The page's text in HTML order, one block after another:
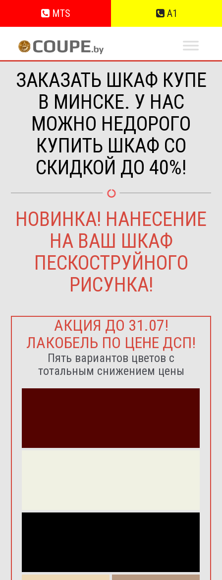
MTS A1
ЗАКАЗАТЬ ШКАФ КУПЕ
В МИНСКЕ. У НАС
МОЖНО НЕДОРОГО
КУПИТЬ ШКАФ СО
СКИДКОЙ ДО 40%!
НОВИНКА! НАНЕСЕНИЕ
НА ВАШ ШКАФ
ПЕСКОСТРУЙНОГО
РИСУНКА!
АКЦИЯ ДО 31.07!
ЛАКОБЕЛЬ ПО ЦЕНЕ ДСП!
Пять вариантов цветов с
тотальным снижением цены